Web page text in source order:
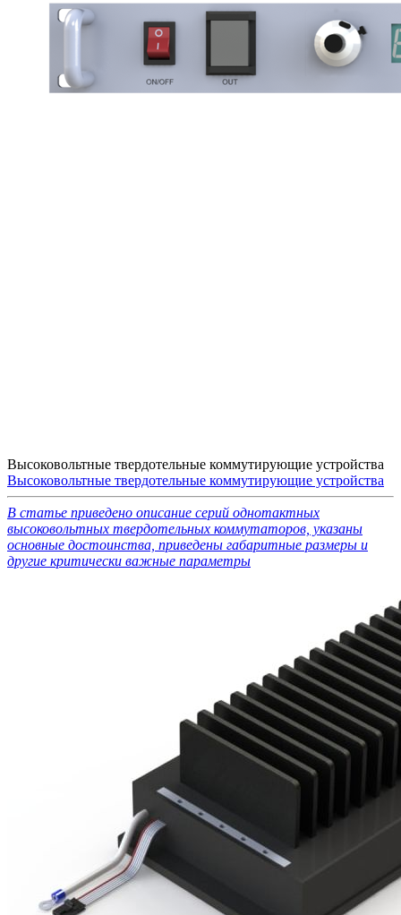
Высоковольтные твердотельные коммутирующие устройства
Высоковольтные твердотельные коммутирующие устройства
В статье приведено описание серий однотактных
высоковольтных твердотельных коммутаторов, указаны
основные достоинства, приведены габаритные размеры и
другие критически важные параметры